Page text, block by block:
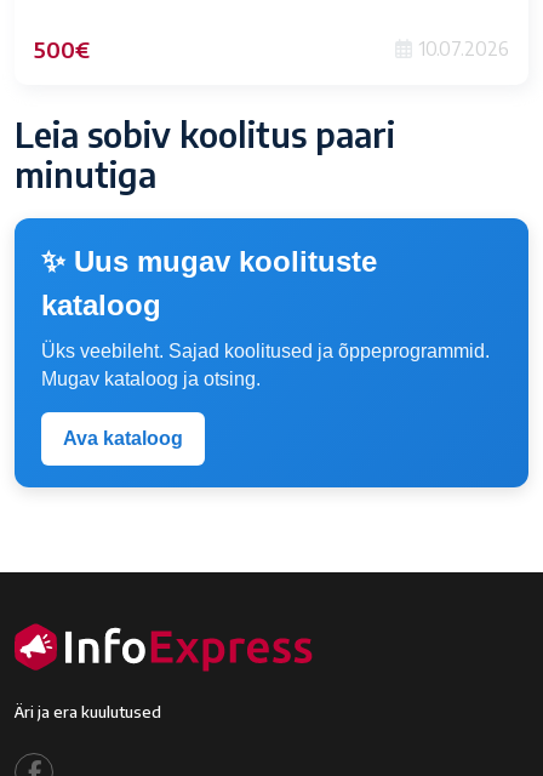
500€ 10.07.2026
Leia sobiv koolitus paari
minutiga
✨ Uus mugav koolituste
kataloog
Üks veebileht. Sajad koolitused ja õppeprogrammid.
Mugav kataloog ja otsing.
Ava kataloog
Äri ja era kuulutused